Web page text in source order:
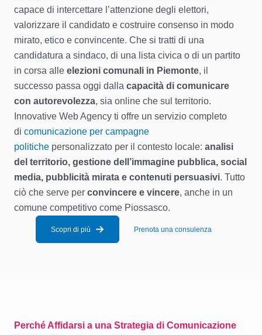
capace di intercettare l’attenzione degli elettori,
valorizzare il candidato e costruire consenso in modo
mirato, etico e convincente. Che si tratti di una
candidatura a sindaco, di una lista civica o di un partito
in corsa alle elezioni comunali in Piemonte, il
successo passa oggi dalla capacità di comunicare
con autorevolezza, sia online che sul territorio.
Innovative Web Agency ti offre un servizio completo
di comunicazione per campagne
politiche personalizzato per il contesto locale: analisi
del territorio, gestione dell’immagine pubblica, social
media, pubblicità mirata e contenuti persuasivi. Tutto
ciò che serve per convincere e vincere, anche in un
comune competitivo come Piossasco.
Scopri di più Prenota una consulenza
Perché Affidarsi a una Strategia di Comunicazione